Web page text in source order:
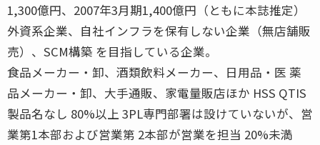
1,300億円、2007年3月期1,400億円（ともに本誌推定）
外資系企業、自社インフラを保有しない企業（無店舗販
売）、SCM構築 を目指している企業。
食品メーカー・卸、酒類飲料メーカー、日用品・医 薬
品メーカー・卸、大手通販、家電量販店ほか HSS QTIS
製品名なし 80%以上 3PL専門部署は設けていないが、営
業第1本部および営業第 2本部が営業を担当 20%未満